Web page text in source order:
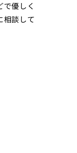
優しく
相談して